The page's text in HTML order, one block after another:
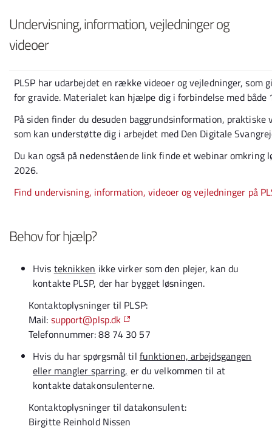
Undervisning, information, vejledninger og
videoer
PLSP har udarbejdet en række videoer og vejledninger,
for gravide. Materialet kan hjælpe dig i forbindelse med
På siden finder du desuden baggrundsinformation,
som kan understøtte dig i arbejdet med Den Digitale
Du kan også på nedenstående link finde et webinar
2026.
Find undervisning, information, videoer og vejledninger på
Behov for hjælp?
Hvis teknikken ikke virker som den plejer, kan du
kontakte PLSP, der har bygget løsningen.
Kontaktoplysninger til PLSP:
Mail: support@plsp.dk
Telefonnummer: 88 74 30 57
Hvis du har spørgsmål til funktionen, arbejdsgangen
eller mangler sparring, er du velkommen til at
kontakte datakonsulenterne.
Kontaktoplysninger til datakonsulent:
Birgitte Reinhold Nissen